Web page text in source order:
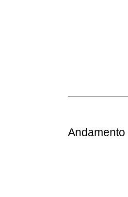
Andamento